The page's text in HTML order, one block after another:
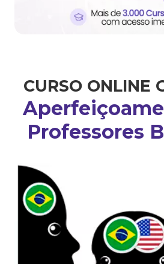
CURSO ONLINE
Professores